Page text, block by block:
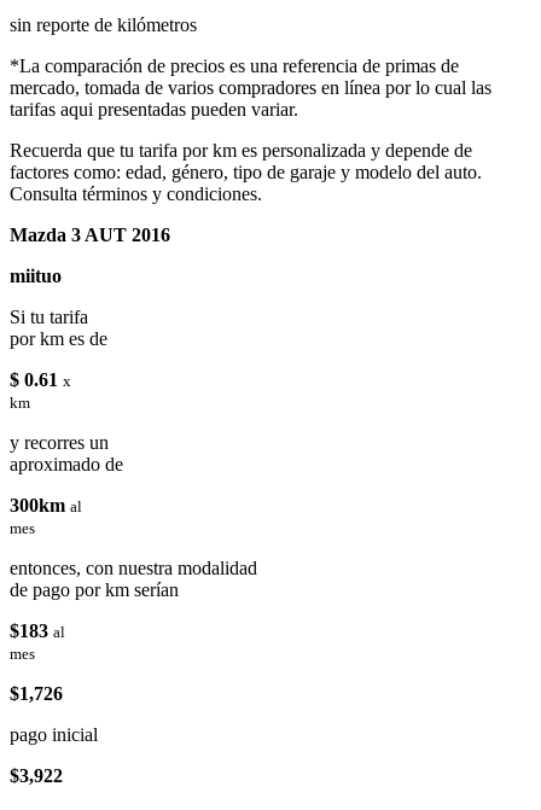
sin reporte de kilómetros
*La comparación de precios es una referencia de primas de
mercado, tomada de varios compradores en línea por lo cual las
tarifas aqui presentadas pueden variar.
Recuerda que tu tarifa por km es personalizada y depende de
factores como: edad, género, tipo de garaje y modelo del auto.
Consulta términos y condiciones.
Mazda 3 AUT 2016
miituo
Si tu tarifa
por km es de
$ 0.61 x
km
y recorres un
aproximado de
300km al
mes
entonces, con nuestra modalidad
de pago por km serían
$183 al
mes
$1,726
pago inicial
$3,922